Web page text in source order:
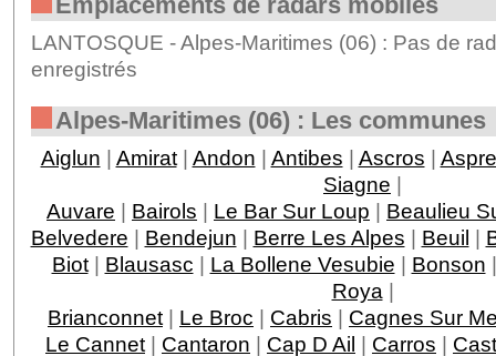
LANTOSQUE - Alpes-Maritimes (06) : Pas de
enregistrés
Alpes-Maritimes (06) : Les communes
Aiglun | Amirat| Andon | Antibes | Ascros |
Siagne |
Auvare | Bairols | Le Bar Sur Loup | Beaulieu
Belvedere | Bendejun | Berre Les Alpes | Beuil |
Biot| Blausasc | La Bollene Vesubie | Bonson
Roya |
Brianconnet | Le Broc | Cabris | Cagnes Sur
Le Cannet | Cantaron | Cap D Ail | Carros |